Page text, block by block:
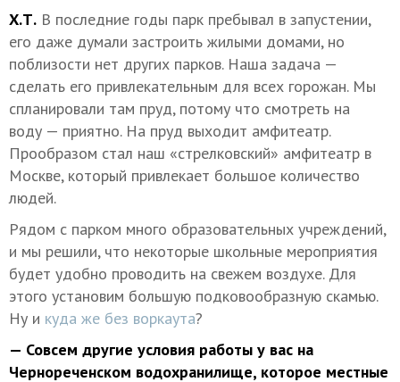
Х.Т. В последние годы парк пребывал в запустении,
его даже думали застроить жилыми домами, но
поблизости нет других парков. Наша задача —
сделать его привлекательным для всех горожан. Мы
спланировали там пруд, потому что смотреть на
воду — приятно. На пруд выходит амфитеатр.
Прообразом стал наш «стрелковский» амфитеатр в
Москве, который привлекает большое количество
людей.
Рядом с парком много образовательных учреждений,
и мы решили, что некоторые школьные мероприятия
будет удобно проводить на свежем воздухе. Для
этого установим большую подковообразную скамью.
Ну и куда же без воркаута?
— Совсем другие условия работы у вас на
Чернореченском водохранилище, которое местные